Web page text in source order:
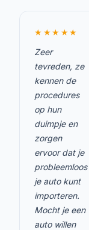
★★★★★
Zeer
tevreden, ze
kennen de
procedures
op hun
duimpje en
zorgen
ervoor dat je
probleemloos
je auto kunt
importeren.
Mocht je een
auto willen